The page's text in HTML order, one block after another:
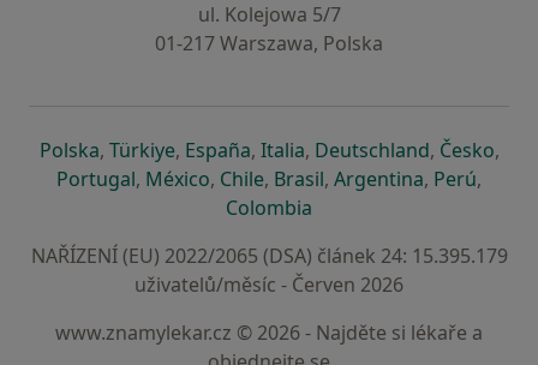
ul. Kolejowa 5/7
01-217 Warszawa, Polska
Polskase otevře v nové záložce
, Türkiyese otevře v nové záložce
, Españase otevře v nové záložce
, Italiase otevře v nové záložce
, Deutschlandse otevře v
, Českose
,
Portugalse otevře v nové záložce
, Méxicose otevře v nové záložce
, Chilese otevře v nové záložce
, Brasilse otevře v nové
, Argentinase otevře v
, Perúse
,
Colombia
NAŘÍZENÍ (EU) 2022/2065 (DSA) článek 24: 15.395.179
uživatelů/měsíc - Červen 2026
www.znamylekar.cz © 2026 - Najděte si lékaře a